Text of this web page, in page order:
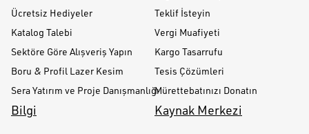
Ücretsiz Hediyeler
Katalog Talebi
Sektöre Göre Alışveriş Yapın
Boru & Profil Lazer Kesim
Sera Yatırım ve Proje Danışmanlığı
Teklif İsteyin
Vergi Muafiyeti
Kargo Tasarrufu
Tesis Çözümleri
Mürettebatınızı Donatın
Bilgi Kaynak Merkezi